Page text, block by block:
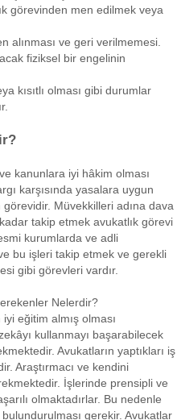
görevinden men edilmek veya
alınması ve geri verilmemesi.
fiziksel bir engelinin
kısıtlı olması gibi durumlar
kanunlara iyi hâkim olması
karşısında yasalara uygun
Müvekkilleri adına dava
takip etmek avukatlık görevi
kurumlarda ve adli
bu işleri takip etmek ve gerekli
gibi görevleri vardır.
Nelerdir?
eğitim almış olması
kullanmayı başarabilecek
Avukatların yaptıkları iş
Araştırmacı ve kendini
İşlerinde prensipli ve
olmaktadırlar. Bu nedenle
gerekir. Avukatlar